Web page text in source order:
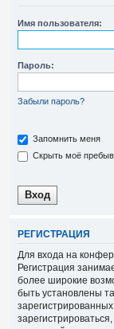
Имя пользователя:
Пароль:
Забыли пароль?
Запомнить меня
Скрыть моё
РЕГИСТРАЦИЯ
Для входа на
Регистрация
более широкие
быть установлены